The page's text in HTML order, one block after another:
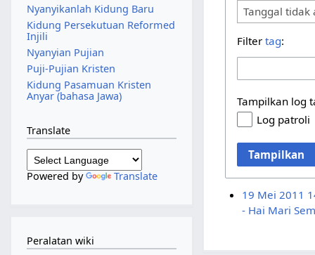
Tanggal
Filtertag:
Tampilkan log
Log patroli
Tampilkan
19 Mei 2011
- Hai Mari
Nyanyikanlah Kidung Baru
Kidung Persekutuan Reformed
Injili
Nyanyian Pujian
Puji-Pujian Kristen
Kidung Pasamuan Kristen
Anyar (bahasa Jawa)
Translate
Powered by Translate
Peralatan wiki